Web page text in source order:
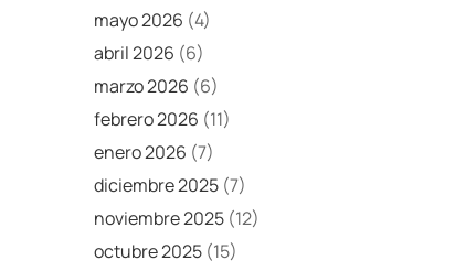
mayo 2026 (4)
abril 2026 (6)
marzo 2026 (6)
febrero 2026 (11)
enero 2026 (7)
diciembre 2025 (7)
noviembre 2025 (12)
octubre 2025 (15)